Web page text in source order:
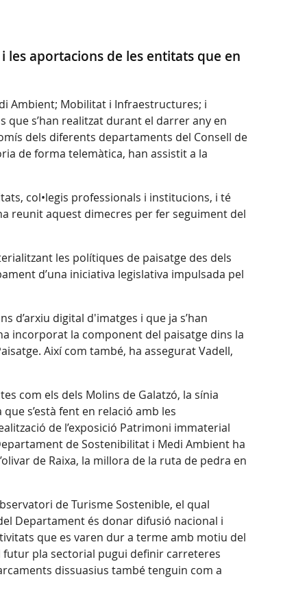
les aportacions de les entitats que en
Ambient; Mobilitat i Infraestructures; i
que s’han realitzat durant el darrer any en
dels diferents departaments del Consell de
de forma telemàtica, han assistit a la
col•legis professionals i institucions, i té
reunit aquest dimecres per fer seguiment del
les polítiques de paisatge des dels
d’una iniciativa legislativa impulsada pel
d’arxiu digital d'imatges i que ja s’han
incorporat la component del paisatge dins la
Així com també, ha assegurat Vadell,
com els dels Molins de Galatzó, la sínia
s’està fent en relació amb les
de l’exposició Patrimoni immaterial
de Sostenibilitat i Medi Ambient ha
de Raixa, la millora de la ruta de pedra en
de Turisme Sostenible, el qual
Departament és donar difusió nacional i
que es varen dur a terme amb motiu del
pla sectorial pugui definir carreteres
dissuasius també tenguin com a